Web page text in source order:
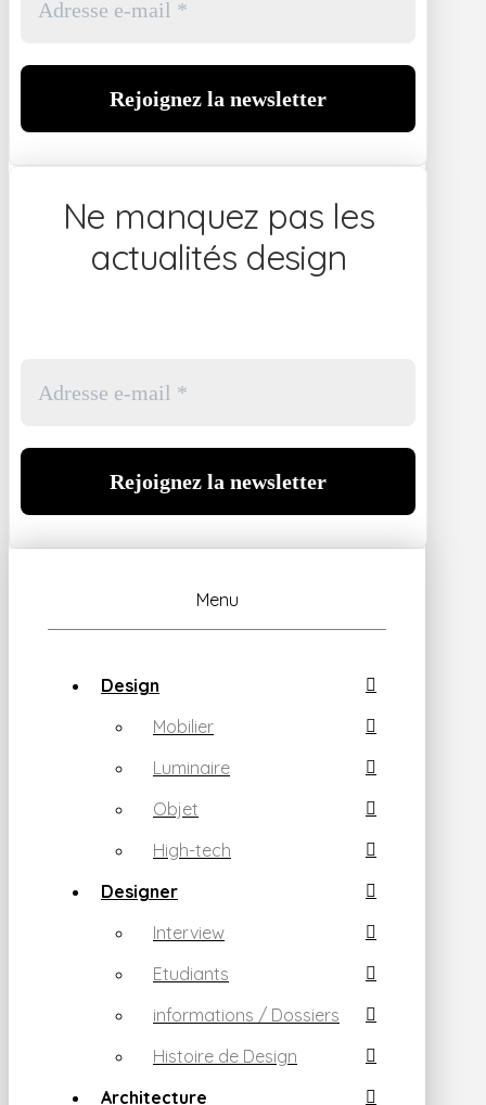
Ne manquez pas les
actualités design
Menu
Design
Mobilier
Luminaire
Objet
High-tech
Designer
Interview
Etudiants
informations / Dossiers
Histoire de Design
Architecture